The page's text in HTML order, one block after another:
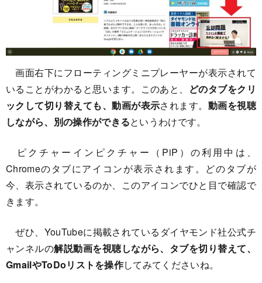
画面右下にフローティングミニプレーヤーが表示されて
いることがわかると思います。このあと、 どのタブをクリ
ックして切り替えても、動画が表示されます。 動画を視聴
しながら、別の操作ができるというわけです。
ピクチャーインピクチャー（PiP）の利用中は、
Chromeのタブにアイコンが表示されます。どのタブが
今、表示されているのか、このアイコンでひと目で確認で
きます。
ぜひ、YouTubeに掲載されているダイヤモンド社公式チ
ャンネルの解説動画を視聴しながら、タブを切り替えて、
GmailやToDoリストを操作してみてくださいね。